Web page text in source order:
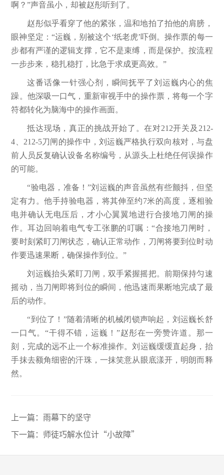
啊？”声音虽小，却被赵彤听到了。
赵彤似乎看穿了他的紧张，温和地拍了拍他的肩膀，
眼神坚定：“运巍，别被这个‘纸老虎’吓倒。操作票的每一
步都有严谨的逻辑支撑，它不是束缚，而是保护。按流程
一步步来，稳扎稳打，比急于求成更高效。”
这番话像一针强心剂，瞬间抚平了刘运巍内心的焦
躁。他深吸一口气，重新审视手中的操作票，将每一个字
符都转化为脑海中的操作画面。
抵达现场，真正的挑战开始了。在对212开关及212-
4、212-5刀闸的操作中，刘运巍严格执行双向核对，与盘
前人员反复确认设备名称编号，从源头上杜绝任何误操作
的可能。
“验电器，准备！”刘运巍的声音虽然有些颤抖，但坚
定有力。他手持验电器，将其伸至约7米的高度，逐相验
电并确认无电压后，才小心翼翼地进行合接地刀闸的操
作。耳边回响着电气专工张鹏的叮嘱：“合接地刀闸时，
要时刻紧盯刀闸状态，确认正常动作，刀闸将要到位时动
作要迅速果断，确保操作到位。”
刘运巍抬头紧盯刀闸，双手紧握摇把。前期保持匀速
摇动，当刀闸即将到位的瞬间，他迅速而果断地完成了最
后的动作。
“到位了！”随着清晰的机械闭锁声响起，刘运巍长舒
一口气。“干得不错，运巍！”赵彤在一旁赞许道。那一
刻，完成的远不止一个标准操作。刘运巍缓缓直起身，抬
手抹去额角细密的汗珠，一抹笑意从眼底漾开，明朗而释
然。
上一篇：雨幕下的坚守
下一篇： 师徒巧解水位计“小故障”